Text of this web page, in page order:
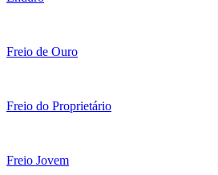
Freio de Ouro
Freio do Proprietário
Freio Jovem